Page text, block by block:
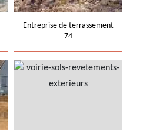
Entreprise de terrassement
74